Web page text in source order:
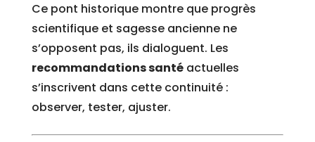
Ce pont historique montre que progrès
scientifique et sagesse ancienne ne
s’opposent pas, ils dialoguent. Les
recommandations santéactuelles
s’inscrivent dans cette continuité :
observer, tester, ajuster.